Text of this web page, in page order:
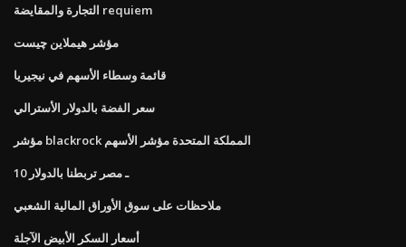
التجارة والمقايضة requiem
مؤشر هيملاين چیست
قائمة وسطاء الأسهم في نيجيريا
سعر الفضة بالدولار الأسترالي
مؤشر blackrock المملكة المتحدة مؤشر الأسهم
10 ـ مصر تربطنا بالدولار
ملاحظات على سوق الأوراق المالية الشعبي
أسعار السكر الأبيض الآجلة